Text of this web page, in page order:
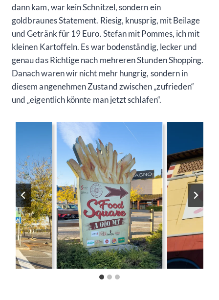
dann kam, war kein Schnitzel, sondern ein
goldbraunes Statement. Riesig, knusprig, mit Beilage
und Getränk für 19 Euro. Stefan mit Pommes, ich mit
kleinen Kartoffeln. Es war bodenständig, lecker und
genau das Richtige nach mehreren Stunden Shopping.
Danach waren wir nicht mehr hungrig, sondern in
diesem angenehmen Zustand zwischen „zufrieden“
und „eigentlich könnte man jetzt schlafen“.